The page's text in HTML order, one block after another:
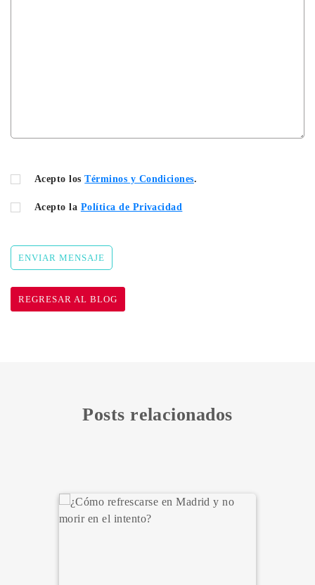
Acepto losTérminos y Condiciones.
Acepto la Política de Privacidad
ENVIAR MENSAJE
REGRESAR AL BLOG
Posts relacionados